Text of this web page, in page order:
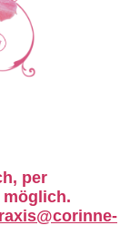
per
möglich.